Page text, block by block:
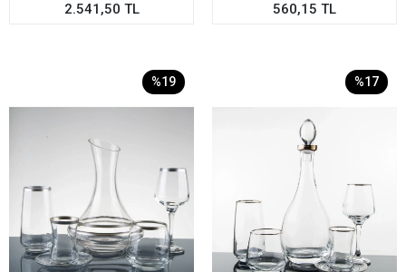
2.541,50 TL 560,15 TL
%19 %17